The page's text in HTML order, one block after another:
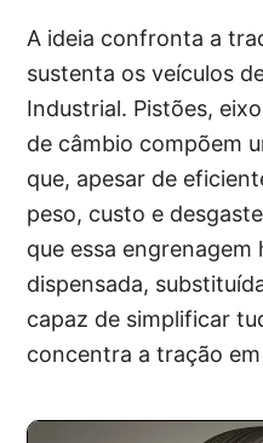
A ideia confronta a
sustenta os veículos
Industrial. Pistões,
de câmbio compõem
que, apesar de
peso, custo e
que essa
dispensada,
capaz de simplificar
concentra a tração em